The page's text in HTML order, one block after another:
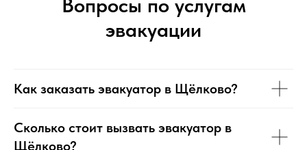
эвакуации
Как заказать эвакуатор в Щёлково?
Сколько стоит вызвать эвакуатор в
Щёлково?